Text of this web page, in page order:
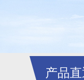
产品